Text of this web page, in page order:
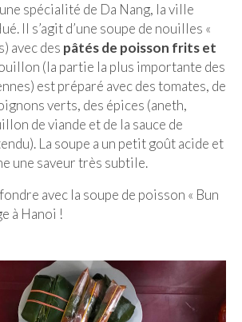
spécialité de Da Nang, la ville
Il s’agit d’une soupe de nouilles «
avec des pâtés de poisson frits et
(la partie la plus importante des
est préparé avec des tomates, de
verts, des épices (aneth,
de viande et de la sauce de
La soupe a un petit goût acide et
une saveur très subtile.
avec la soupe de poisson « Bun
à Hanoi !